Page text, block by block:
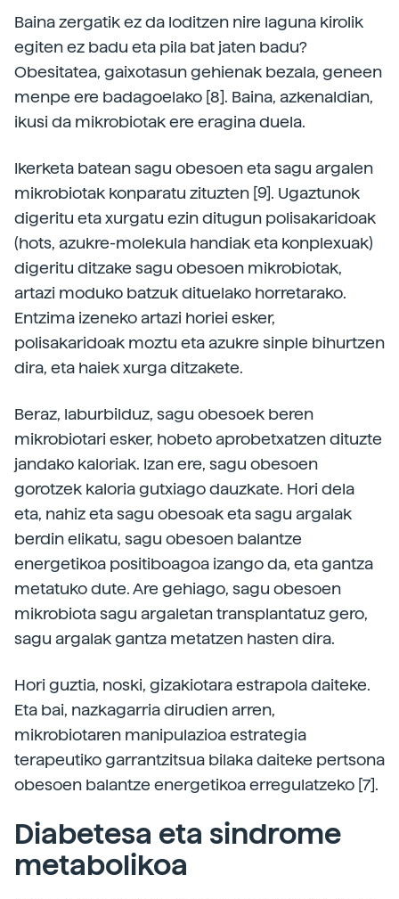
Baina zergatik ez da loditzen nire laguna kirolik
egiten ez badu eta pila bat jaten badu?
Obesitatea, gaixotasun gehienak bezala, geneen
menpe ere badagoelako [8]. Baina, azkenaldian,
ikusi da mikrobiotak ere eragina duela.
Ikerketa batean sagu obesoen eta sagu argalen
mikrobiotak konparatu zituzten [9]. Ugaztunok
digeritu eta xurgatu ezin ditugun polisakaridoak
(hots, azukre-molekula handiak eta konplexuak)
digeritu ditzake sagu obesoen mikrobiotak,
artazi moduko batzuk dituelako horretarako.
Entzima izeneko artazi horiei esker,
polisakaridoak moztu eta azukre sinple bihurtzen
dira, eta haiek xurga ditzakete.
Beraz, laburbilduz, sagu obesoek beren
mikrobiotari esker, hobeto aprobetxatzen dituzte
jandako kaloriak. Izan ere, sagu obesoen
gorotzek kaloria gutxiago dauzkate. Hori dela
eta, nahiz eta sagu obesoak eta sagu argalak
berdin elikatu, sagu obesoen balantze
energetikoa positiboagoa izango da, eta gantza
metatuko dute. Are gehiago, sagu obesoen
mikrobiota sagu argaletan transplantatuz gero,
sagu argalak gantza metatzen hasten dira.
Hori guztia, noski, gizakiotara estrapola daiteke.
Eta bai, nazkagarria dirudien arren,
mikrobiotaren manipulazioa estrategia
terapeutiko garrantzitsua bilaka daiteke pertsona
obesoen balantze energetikoa erregulatzeko [7].
Diabetesa eta sindrome
metabolikoa